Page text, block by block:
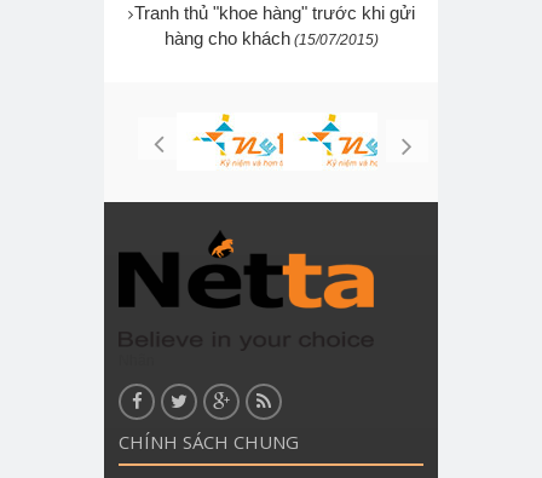
Tranh thủ "khoe hàng" trước khi gửi
hàng cho khách (15/07/2015)
CHÍNH SÁCH CHUNG